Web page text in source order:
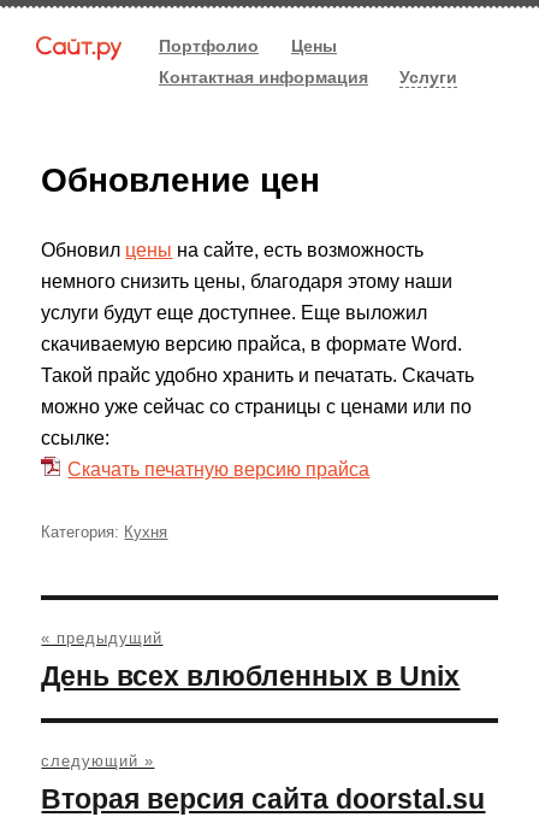
Портфолио
Цены
Контактная информация
Услуги
Обновление цен
Обновил цены на сайте, есть возможность
немного снизить цены, благодаря этому наши
услуги будут еще доступнее. Еще выложил
скачиваемую версию прайса, в формате Word.
Такой прайс удобно хранить и печатать. Скачать
можно уже сейчас со страницы с ценами или по
ссылке:
Скачать печатную версию прайса
Категория: Рубрики
Кухня
по
записям
« предыдущий
Предыдущая
запись:
День всех влюбленных в Unix
следующий »
Следующая
запись:
Вторая версия сайта doorstal.su